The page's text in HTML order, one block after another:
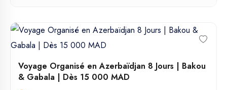
Voyage Organisé en Azerbaïdjan 8 Jours | Bakou
& Gabala | Dès 15 000 MAD